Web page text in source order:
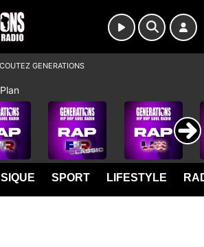
SPORT LIFESTYLE
GENERATIONS